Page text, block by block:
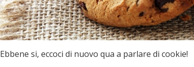
Ebbene si, eccoci di nuovo qua a parlare di cookie!